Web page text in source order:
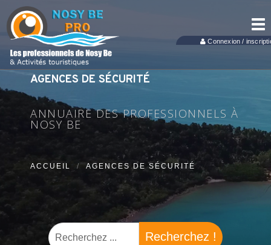
Connexion /
AGENCES DE SÉCURITÉ
ANNUAIRE DES PROFESSIONNELS À
NOSY BE
ACCUEIL AGENCES DE SÉCURITÉ
Recherchez !